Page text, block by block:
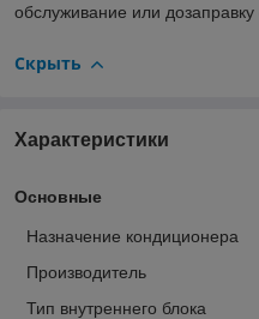
обслуживание или
Скрыть
Характеристики
Основные
Назначение кондиционера
Производитель
Тип внутреннего блока